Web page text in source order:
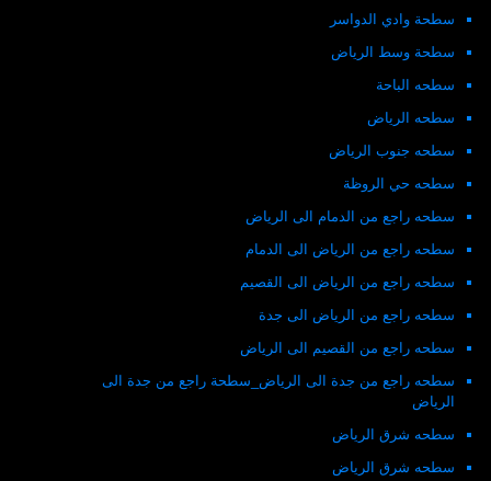
سطحة وادي الدواسر
سطحة وسط الرياض
سطحه الباحة
سطحه الرياض
سطحه جنوب الرياض
سطحه حي الروظة
سطحه راجع من الدمام الى الرياض
سطحه راجع من الرياض الى الدمام
سطحه راجع من الرياض الى القصيم
سطحه راجع من الرياض الى جدة
سطحه راجع من القصيم الى الرياض
سطحه راجع من جدة الى الرياض_سطحة راجع من جدة الى
الرياض
سطحه شرق الرياض
سطحه شرق الرياض